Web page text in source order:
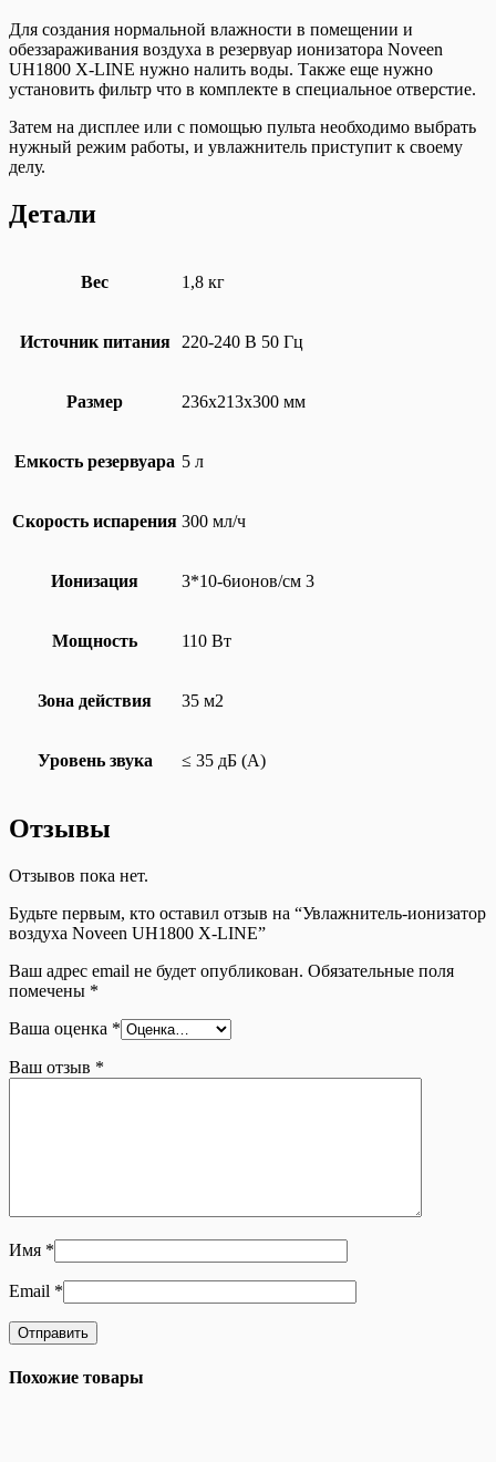
Для создания нормальной влажности в помещении и
обеззараживания воздуха в резервуар ионизатора Noveen
UH1800 X-LINE нужно налить воды. Также еще нужно
установить фильтр что в комплекте в специальное отверстие.
Затем на дисплее или с помощью пульта необходимо выбрать
нужный режим работы, и увлажнитель приступит к своему
делу.
Детали
Вес 1,8 кг
Источник питания 220-240 В 50 Гц
Размер 236х213х300 мм
Емкость резервуара 5 л
Скорость испарения 300 мл/ч
Ионизация 3*10-6ионов/см 3
Мощность 110 Вт
Зона действия 35 м2
Уровень звука ≤ 35 дБ (A)
Отзывы
Отзывов пока нет.
Будьте первым, кто оставил отзыв на “Увлажнитель-ионизатор
воздуха Noveen UH1800 X-LINE”
Ваш адрес email не будет опубликован. Обязательные поля
помечены *
Ваша оценка *
Ваш отзыв *
Имя *
Email *
Похожие товары